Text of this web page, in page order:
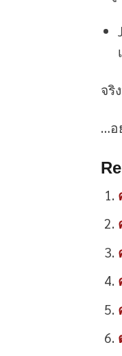
จริ
…อ